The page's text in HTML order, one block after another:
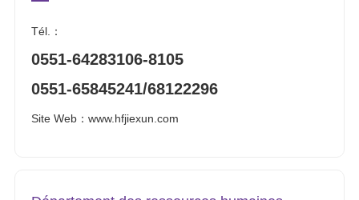
Tél.：
0551-64283106-8105
0551-65845241/68122296
Site Web： www.hfjiexun.com